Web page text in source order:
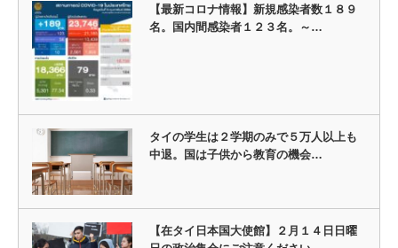
【最新コロナ情報】新規感染者数１８９
名。国内間感染者１２３名。～…
タイの学生は２学期のみで５万人以上も
中退。国は子供から教育の機会…
【在タイ日本国大使館】２月１４日日曜